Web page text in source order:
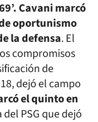
Cavani marcó
oportunismo
la defensa. El
compromisos
de
dejó el campo
el quinto en
PSG que dejó